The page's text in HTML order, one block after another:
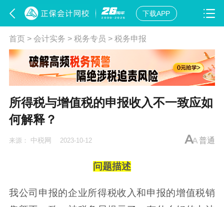
下载APP
首页> 会计实务 > 税务专员 > 税务申报
所得税与增值税的申报收入不一致应如
何解释？
来源： 中税网 2023-10-12 普通
问题描述
我公司申报的企业所得税收入和申报的增值税销